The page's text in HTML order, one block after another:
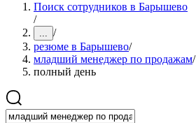
Поиск сотрудников в Барышево
/
... /
резюме в Барышево/
младший менеджер по продажам/
полный день